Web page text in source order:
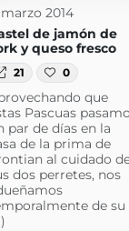
marzo 2014
de jamón de
y queso fresco
21 0
que
Pascuas
par de días en la
de la prima de
al cuidado
dos perretes, nos
de su